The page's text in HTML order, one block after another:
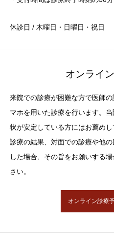
休診日 / 木曜日・日曜日・祝日
オンライ
来院での診療が困難な方で医師
マホを用いた診療を行います。
状が安定している方にはお薦め
診療の結果、対面での診療や他
した場合、その旨をお願いする
さい。
オンライン診療